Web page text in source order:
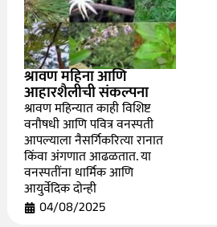
श्रावण महिना आणि
आहारशैलीची संकल्पना
श्रावण महिन्यात काही विशिष्ट
वनौषधी आणि पवित्र वनस्पती
आपल्याला नैसर्गिकरित्या रानात
किंवा अंगणात आढळतात. या
वनस्पतींना धार्मिक आणि
आयुर्वेदिक दोन्ही
04/08/2025